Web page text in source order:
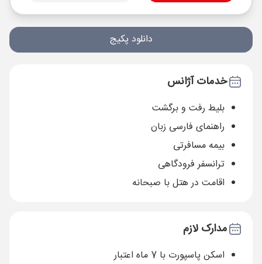
دانلود پکیج
خدمات آژانس
بلیط رفت و برگشت
راهنمای فارسی زبان
بیمه مسافرتی
ترانسفر فرودگاهی
اقامت در هتل با صبحانه
مدارک لازم
اسکن پاسپورت با 7 ماه اعتبار